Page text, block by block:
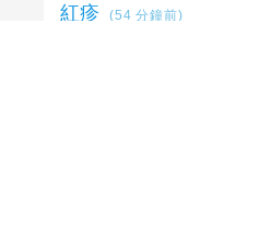
紅疹
(54 分鐘前)